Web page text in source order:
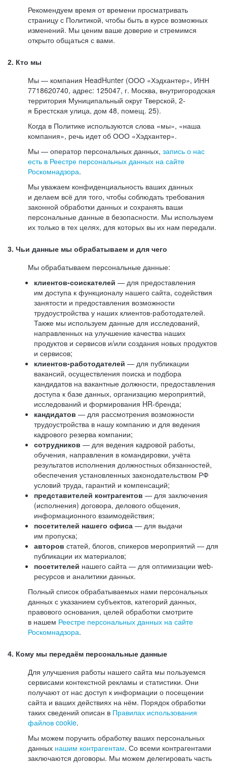
Рекомендуем время от времени просматривать
страницу с Политикой, чтобы быть в курсе возможных
изменений. Мы ценим ваше доверие и стремимся
открыто общаться с вами.
2. Кто мы
Мы — компания HeadHunter (ООО «Хэдхантер», ИНН
7718620740, адрес: 125047, г. Москва, внутригородская
территория Муниципальный округ Тверской, 2-
я Брестская улица, дом 48, помещ. 25).
Когда в Политике используются слова «мы», «наша
компания», речь идет об ООО «Хэдхантер».
Мы — оператор персональных данных, запись о нас
есть в Реестре персональных данных на сайте
Роскомнадзора.
Мы уважаем конфиденциальность ваших данных
и делаем всё для того, чтобы соблюдать требования
законной обработки данных и сохранять ваши
персональные данные в безопасности. Мы используем
их только в тех целях, для которых вы их нам передали.
3. Чьи данные мы обрабатываем и для чего
Мы обрабатываем персональные данные:
клиентов-соискателей — для предоставления
им доступа к функционалу нашего сайта, содействия
занятости и предоставления возможности
трудоустройства у наших клиентов-работодателей.
Также мы используем данные для исследований,
направленных на улучшение качества наших
продуктов и сервисов и/или создания новых продуктов
и сервисов;
клиентов-работодателей — для публикации
вакансий, осуществления поиска и подбора
кандидатов на вакантные должности, предоставления
доступа к базе данных, организацию мероприятий,
исследований и формирования HR-бренда;
кандидатов — для рассмотрения возможности
трудоустройства в нашу компанию и для ведения
кадрового резерва компании;
сотрудников — для ведения кадровой работы,
обучения, направления в командировки, учёта
результатов исполнения должностных обязанностей,
обеспечения установленных законодательством РФ
условий труда, гарантий и компенсаций;
представителей контрагентов — для заключения
(исполнения) договора, делового общения,
информационного взаимодействия;
посетителей нашего офиса — для выдачи
им пропуска;
авторов статей, блогов, спикеров мероприятий — для
публикации их материалов;
посетителей нашего сайта — для оптимизации web-
ресурсов и аналитики данных.
Полный список обрабатываемых нами персональных
данных с указанием субъектов, категорий данных,
правового основания, целей обработки смотрите
в нашем Реестре персональных данных на сайте
Роскомнадзора.
4. Кому мы передаём персональные данные
Для улучшения работы нашего сайта мы пользуемся
сервисами контекстной рекламы и статистики. Они
получают от нас доступ к информации о посещении
сайта и ваших действиях на нём. Порядок обработки
таких сведений описан в Правилах использования
файлов cookie.
Мы можем поручить обработку ваших персональных
данных нашим контрагентам. Со всеми контрагентами
заключаются договоры. Мы можем делегировать часть